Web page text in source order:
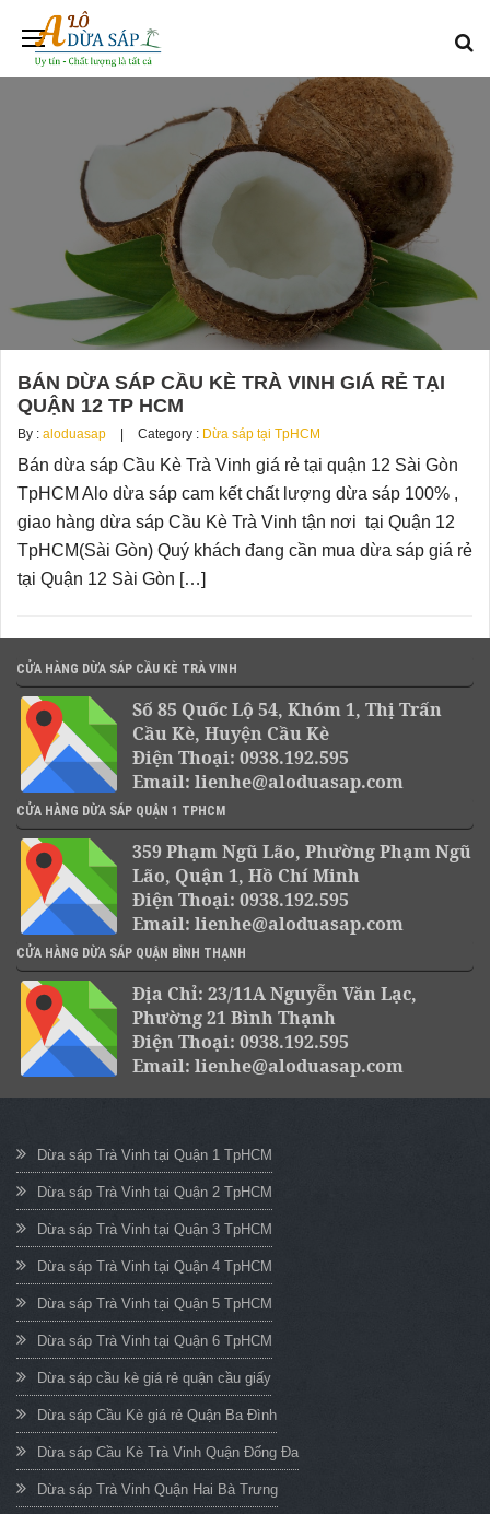
BÁN DỪA SÁP CẦU KÈ TRÀ VINH GIÁ RẺ TẠI
QUẬN 12 TP HCM
By : aloduasap Category : Dừa sáp tại TpHCM
Bán dừa sáp Cầu Kè Trà Vinh giá rẻ tại quận 12 Sài Gòn
TpHCM Alo dừa sáp cam kết chất lượng dừa sáp 100% ,
giao hàng dừa sáp Cầu Kè Trà Vinh tận nơi tại Quận 12
TpHCM(Sài Gòn) Quý khách đang cần mua dừa sáp giá rẻ
tại Quận 12 Sài Gòn […]
CỬA HÀNG DỪA SÁP CẦU KÈ TRÀ VINH
Số 85 Quốc Lộ 54, Khóm 1, Thị Trấn
Cầu Kè, Huyện Cầu Kè
Điện Thoại: 0938.192.595
Email: lienhe@aloduasap.com
CỬA HÀNG DỪA SÁP QUẬN 1 TPHCM
359 Phạm Ngũ Lão, Phường Phạm Ngũ
Lão, Quận 1, Hồ Chí Minh
Điện Thoại: 0938.192.595
Email: lienhe@aloduasap.com
CỬA HÀNG DỪA SÁP QUẬN BÌNH THẠNH
Địa Chỉ: 23/11A Nguyễn Văn Lạc,
Phường 21 Bình Thạnh
Điện Thoại: 0938.192.595
Email: lienhe@aloduasap.com
Dừa sáp Trà Vinh tại Quận 1 TpHCM
Dừa sáp Trà Vinh tại Quận 2 TpHCM
Dừa sáp Trà Vinh tại Quận 3 TpHCM
Dừa sáp Trà Vinh tại Quận 4 TpHCM
Dừa sáp Trà Vinh tại Quận 5 TpHCM
Dừa sáp Trà Vinh tại Quận 6 TpHCM
Dừa sáp cầu kè giá rẻ quận cầu giấy
Dừa sáp Cầu Kè giá rẻ Quận Ba Đình
Dừa sáp Cầu Kè Trà Vinh Quận Đống Đa
Dừa sáp Trà Vinh Quận Hai Bà Trưng